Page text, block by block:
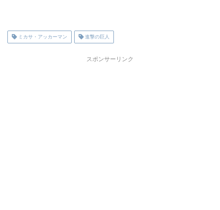
ミカサ・アッカーマン 進撃の巨人
スポンサーリンク